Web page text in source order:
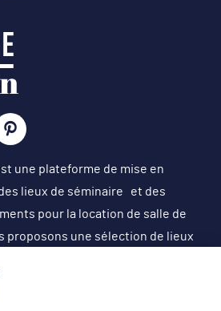
une plateforme de mise en
lieux de séminaire et des
pour la location de salle de
proposons une sélection de lieux
choix d’activités originales en vue
de travail, journées de cohésion,